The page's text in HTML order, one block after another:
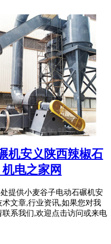
机安义陕西辣椒石
电之家网
提供小麦谷子电动石碾机安
文章,行业资讯,如果您对我
系我们,欢迎点击访问或来电